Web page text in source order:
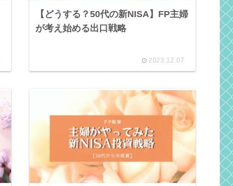
【どうする？50代の新NISA】FP主婦
が考え始める出口戦略
2023.12.07